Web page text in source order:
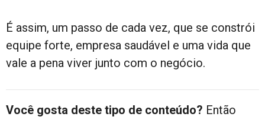
É assim, um passo de cada vez, que se constrói
equipe forte, empresa saudável e uma vida que
vale a pena viver junto com o negócio.
Você gosta deste tipo de conteúdo? Então